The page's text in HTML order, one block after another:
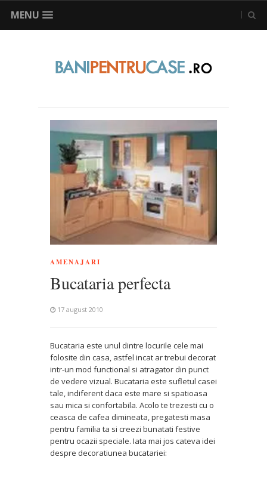
MENU
AMENAJARI
Bucataria perfecta
17 august 2010
Bucataria este unul dintre locurile cele mai
folosite din casa, astfel incat ar trebui decorat
intr-un mod functional si atragator din punct
de vedere vizual. Bucataria este sufletul casei
tale, indiferent daca este mare si spatioasa
sau mica si confortabila. Acolo te trezesti cu o
ceasca de cafea dimineata, pregatesti masa
pentru familia ta si creezi bunatati festive
pentru ocazii speciale. Iata mai jos cateva idei
despre decoratiunea bucatariei: